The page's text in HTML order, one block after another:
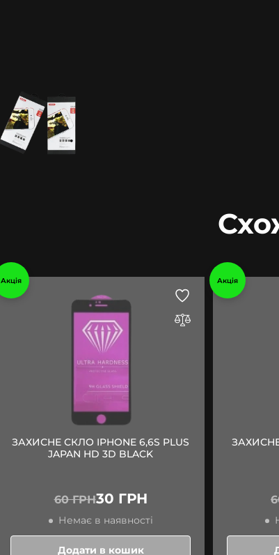
Акція
ЗАХИСНЕ СКЛО IPHONE 6,6S PLUS
JAPAN HD 3D BLACK
60 ГРН30 ГРН
Немає в наявності
Додати в кошик
Акція
ЗАХИСНЕ